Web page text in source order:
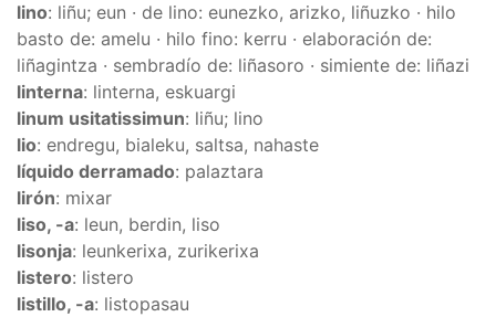
lino: liñu; eun · de lino: eunezko, arizko, liñuzko · hilo
basto de: amelu · hilo fino: kerru · elaboración de:
liñagintza · sembradío de: liñasoro · simiente de: liñazi
linterna: linterna, eskuargi
linum usitatissimun: liñu; lino
lio: endregu, bialeku, saltsa, nahaste
líquido derramado: palaztara
lirón: mixar
liso, -a: leun, berdin, liso
lisonja: leunkerixa, zurikerixa
listero: listero
listillo, -a: listopasau